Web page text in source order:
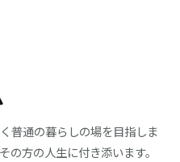
普通の暮らしの場を目指しま
の方の人生に付き添います。